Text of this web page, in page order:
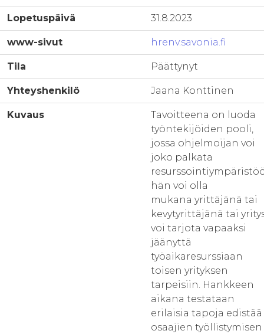
Lopetuspäivä 31.8.2023
www-sivut hrenv.savonia.fi
Tila Päättynyt
Yhteyshenkilö Jaana Konttinen
Kuvaus
Tavoitteena on luoda
työntekijöiden pooli,
jossa ohjelmoijan voi
joko palkata
hän voi olla
mukana yrittäjänä tai
kevytyrittäjänä tai
voi tarjota vapaaksi
jäänyttä
työaikaresurssiaan
toisen yrityksen
tarpeisiin. Hankkeen
aikana testataan
erilaisia tapoja edistää
osaajien työllistymisen